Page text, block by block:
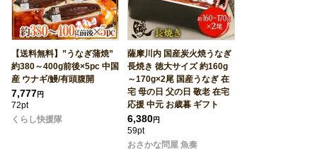
【送料無料】”うなぎ蒲焼”
約380～400g前後×5pc 中国
産 ウナギ/鰻/有頭腹開
7,777円
72pt
くらし快援隊
薩摩川内 国産炭火焼うなぎ
長焼き 徳大サイズ 約160g
～170g×2尾 国産うなぎ 在
宅 母の日 父の日 敬老 在宅
応援 中元 お歳暮 ギフト
6,380円
59pt
おさかな問屋 魚奏